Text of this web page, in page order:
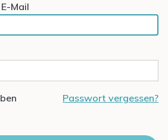
Mail
Passwort vergessen?